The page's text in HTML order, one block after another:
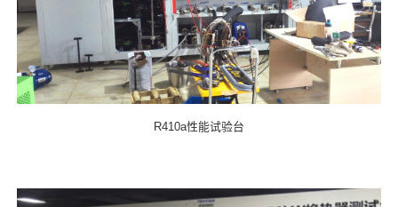
R410a性能试验台